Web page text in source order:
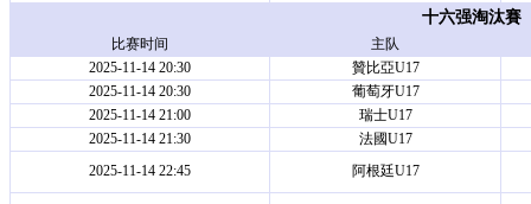
十六强淘汰賽
比赛时间
主队
2025-11-14 20:30
贊比亞U17
2025-11-14 20:30
葡萄牙U17
2025-11-14 21:00
瑞士U17
2025-11-14 21:30
法國U17
2025-11-14 22:45
阿根廷U17